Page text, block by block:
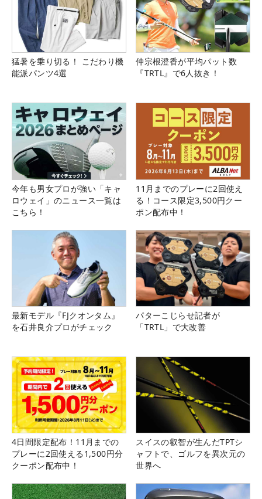
猛暑を乗り切る！ こだわり機
能派パンツ4選
仲宗根澄香が平均パット数
『TRTL』で6人抜き！
今年も男女プロが強い「キャ
ロウェイ」のニュース一覧は
こちら！
11月までのプレーに2回使え
る！コース限定3,500円クー
ポン配布中！
最新モデル『FJクオンタム』
を石井良介プロがチェック
パターこじらせ記者が
「TRTL」で大改善
4日間限定配布！11月までの
プレーに2回使える1,500円分
クーポン配布中！
スイスの叡智が生んだTPTシ
ャフトで、ゴルフを異次元の
世界へ